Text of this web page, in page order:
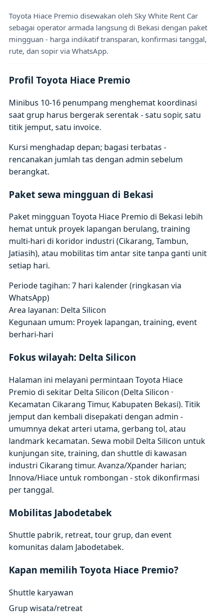
Toyota Hiace Premio disewakan oleh Sky White Rent Car
sebagai operator armada langsung di Bekasi dengan paket
mingguan - harga indikatif transparan, konfirmasi tanggal,
rute, dan sopir via WhatsApp.
Profil Toyota Hiace Premio
Minibus 10-16 penumpang menghemat koordinasi
saat grup harus bergerak serentak - satu sopir, satu
titik jemput, satu invoice.
Kursi menghadap depan; bagasi terbatas -
rencanakan jumlah tas dengan admin sebelum
berangkat.
Paket sewa mingguan di Bekasi
Paket mingguan Toyota Hiace Premio di Bekasi lebih
hemat untuk proyek lapangan berulang, training
multi-hari di koridor industri (Cikarang, Tambun,
Jatiasih), atau mobilitas tim antar site tanpa ganti unit
setiap hari.
Periode tagihan: 7 hari kalender (ringkasan via
WhatsApp)
Area layanan: Delta Silicon
Kegunaan umum: Proyek lapangan, training, event
berhari-hari
Fokus wilayah: Delta Silicon
Halaman ini melayani permintaan Toyota Hiace
Premio di sekitar Delta Silicon (Delta Silicon ·
Kecamatan Cikarang Timur, Kabupaten Bekasi). Titik
jemput dan kembali disepakati dengan admin -
umumnya dekat arteri utama, gerbang tol, atau
landmark kecamatan. Sewa mobil Delta Silicon untuk
kunjungan site, training, dan shuttle di kawasan
industri Cikarang timur. Avanza/Xpander harian;
Innova/Hiace untuk rombongan - stok dikonfirmasi
per tanggal.
Mobilitas Jabodetabek
Shuttle pabrik, retreat, tour grup, dan event
komunitas dalam Jabodetabek.
Kapan memilih Toyota Hiace Premio?
Shuttle karyawan
Grup wisata/retreat